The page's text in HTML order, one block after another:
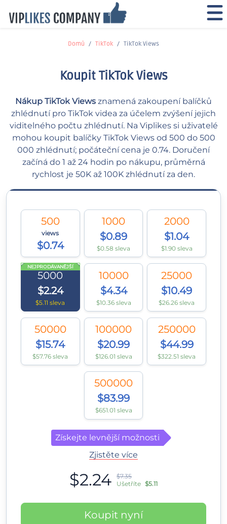
Domů TikTok TikTok Views
Koupit TikTok Views
Nákup TikTok Views znamená zakoupení balíčků
zhlédnutí pro TikTok videa za účelem zvýšení jejich
viditelného počtu zhlédnutí. Na Viplikes si uživatelé
mohou koupit balíčky TikTok Views od 500 do 500
000 zhlédnutí; počáteční cena je 0.74. Doručení
začíná do 1 až 24 hodin po nákupu, průměrná
rychlost je 50K až 100K zhlédnutí za den.
500
views
$0.74
1000
$0.89
$0.58 sleva
2000
$1.04
$1.90 sleva
NEJPRODÁVANĚJŠÍ
5000
$2.24
$5.11 sleva
10000
$4.34
$10.36 sleva
25000
$10.49
$26.26 sleva
50000
$15.74
$57.76 sleva
100000
$20.99
$126.01 sleva
250000
$44.99
$322.51 sleva
500000
$83.99
$651.01 sleva
Získejte levnější možnosti
Zjistěte více
$2.24
$7.35
Ušetříte $5.11
Koupit nyní